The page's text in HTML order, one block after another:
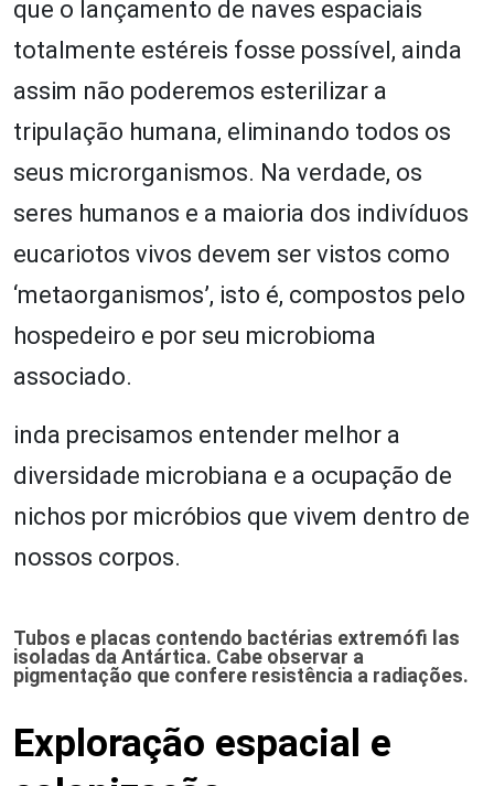
que o lançamento de naves espaciais
totalmente estéreis fosse possível, ainda
assim não poderemos esterilizar a
tripulação humana, eliminando todos os
seus microrganismos. Na verdade, os
seres humanos e a maioria dos indivíduos
eucariotos vivos devem ser vistos como
‘metaorganismos’, isto é, compostos pelo
hospedeiro e por seu microbioma
associado.
inda precisamos entender melhor a
diversidade microbiana e a ocupação de
nichos por micróbios que vivem dentro de
nossos corpos.
Tubos e placas contendo bactérias extremófi las
isoladas da Antártica. Cabe observar a
pigmentação que confere resistência a radiações.
Exploração espacial e